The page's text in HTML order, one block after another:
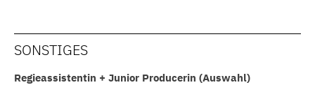
SONSTIGES
Regieassistentin + Junior Producerin (Auswahl)